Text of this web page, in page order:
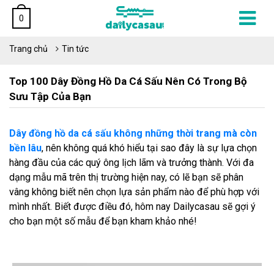
0
Trang chủ Tin tức
Top 100 Dây Đồng Hồ Da Cá Sấu Nên Có Trong Bộ
Sưu Tập Của Bạn
Dây đồng hồ da cá sấu không những thời trang mà còn
bền lâu, nên không quá khó hiểu tại sao đây là sự lựa chọn
hàng đầu của các quý ông lịch lãm và trưởng thành. Với đa
dạng mẫu mã trên thị trường hiện nay, có lẽ bạn sẽ phân
vâng không biết nên chọn lựa sản phẩm nào để phù hợp với
mình nhất. Biết được điều đó, hôm nay Dailycasau sẽ gợi ý
cho bạn một số mẫu để bạn kham khảo nhé!